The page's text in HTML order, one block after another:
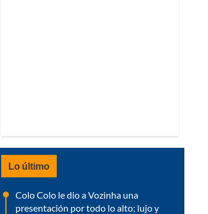
Lo último
Colo Colo le dio a Vozinha una
presentación por todo lo alto; lujo y